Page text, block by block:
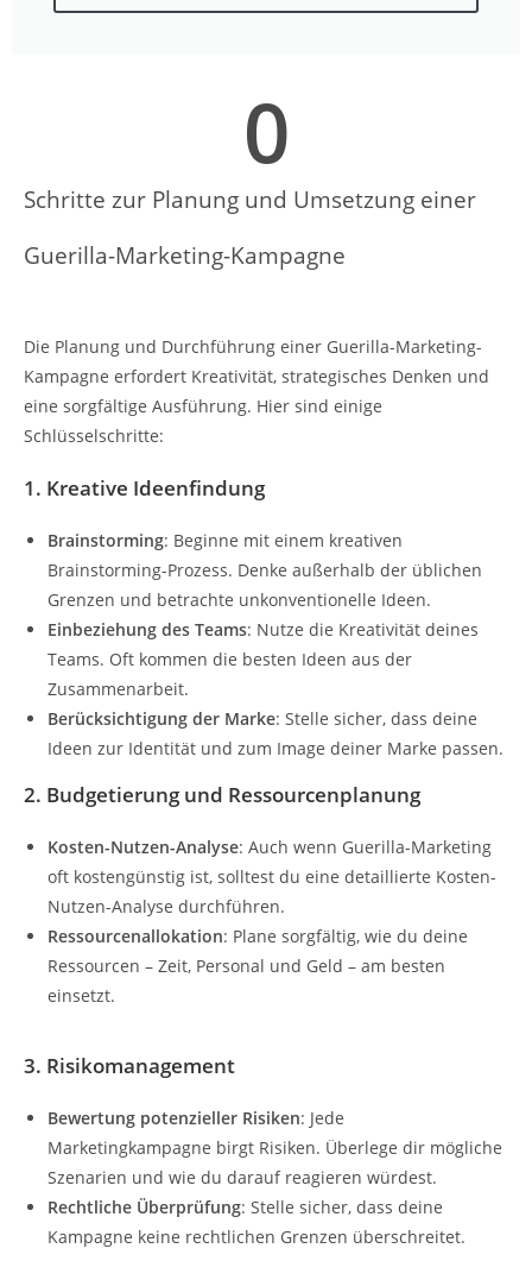
Schritte zur Planung und Umsetzung einer
Guerilla-Marketing-Kampagne
0
Die Planung und Durchführung einer Guerilla-Marketing-
Kampagne erfordert Kreativität, strategisches Denken und
eine sorgfältige Ausführung. Hier sind einige
Schlüsselschritte:
1. Kreative Ideenfindung
Brainstorming: Beginne mit einem kreativen
Brainstorming-Prozess. Denke außerhalb der üblichen
Grenzen und betrachte unkonventionelle Ideen.
Einbeziehung des Teams: Nutze die Kreativität deines
Teams. Oft kommen die besten Ideen aus der
Zusammenarbeit.
Berücksichtigung der Marke: Stelle sicher, dass deine
Ideen zur Identität und zum Image deiner Marke passen.
2. Budgetierung und Ressourcenplanung
Kosten-Nutzen-Analyse: Auch wenn Guerilla-Marketing
oft kostengünstig ist, solltest du eine detaillierte Kosten-
Nutzen-Analyse durchführen.
Ressourcenallokation: Plane sorgfältig, wie du deine
Ressourcen – Zeit, Personal und Geld – am besten
einsetzt.
3. Risikomanagement
Bewertung potenzieller Risiken: Jede
Marketingkampagne birgt Risiken. Überlege dir mögliche
Szenarien und wie du darauf reagieren würdest.
Rechtliche Überprüfung: Stelle sicher, dass deine
Kampagne keine rechtlichen Grenzen überschreitet.